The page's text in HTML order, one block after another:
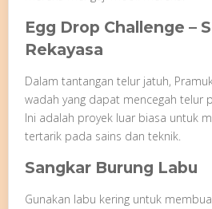
Egg Drop Challenge –
Rekayasa
Dalam tantangan telur jatuh,
wadah yang dapat mencegah telur
Ini adalah proyek luar biasa untuk
tertarik pada sains dan teknik.
Sangkar Burung Labu
Gunakan labu kering untuk